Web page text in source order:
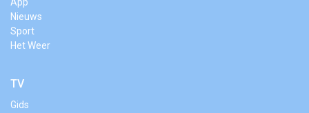
Nieuws
Sport
Het Weer
TV
Gids